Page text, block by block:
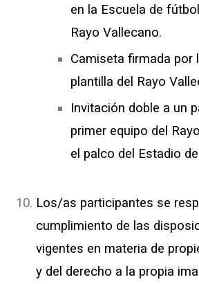
en la Escuela de
Rayo Vallecano.
Camiseta firmada por
plantilla del Rayo
Invitación doble a un
primer equipo del
el palco del Estadio
Los/as participantes se
cumplimiento de las
vigentes en materia de
y del derecho a la propia